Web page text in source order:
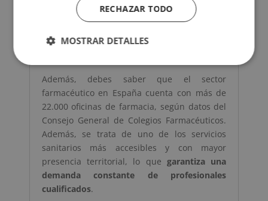
perfiles formados que apoyen al
formación, te posicionas en un sector sólido,
Además, debes saber que el sector
farmacéutico en España cuenta con más de
22.000 oficinas de farmacia, según datos del
Consejo General de Colegios Farmacéuticos.
Además, se trata de uno de los servicios
sanitarios más accesibles y con mayor
presencia territorial, lo quegarantiza una
demanda constante de profesionales
cualificados.
RECHAZAR TODO
MOSTRAR DETALLES